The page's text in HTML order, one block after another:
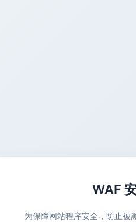
WAF
为保障网站程序安全，防止被